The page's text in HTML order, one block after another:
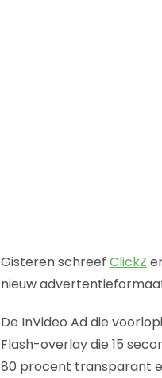
Gisteren schreef ClickZ
nieuw
De InVideo Ad die
Flash-overlay die 15
80 procent transparant